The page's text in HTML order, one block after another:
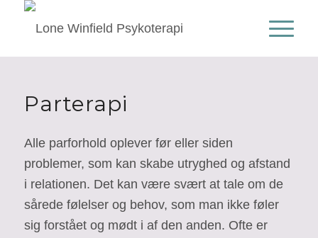
Parterapi
Alle parforhold oplever før eller siden
problemer, som kan skabe utryghed og afstand
i relationen. Det kan være svært at tale om de
sårede følelser og behov, som man ikke føler
sig forstået og mødt i af den anden. Ofte er